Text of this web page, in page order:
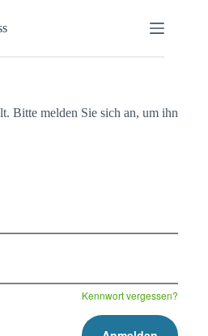
Bitte melden Sie sich an, um ihn
Kennwort vergessen?